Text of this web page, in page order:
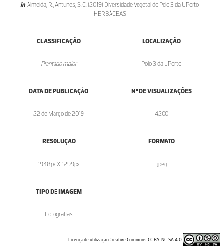
in: Almeida, R., Antunes, S. C. (2019) Diversidade Vegetal do Polo 3 da UPorto:
HERBÁCEAS
CLASSIFICAÇÃO
Plantago major
LOCALIZAÇÃO
Polo 3 da UPorto
DATA DE PUBLICAÇÃO
22 de Março de 2019
Nº DE VISUALIZAÇÕES
4200
RESOLUÇÃO
1948px X 1299px
FORMATO
.jpeg
TIPO DE IMAGEM
Fotografias
Licença de utilização Creative Commons CC BY-NC-SA 4.0